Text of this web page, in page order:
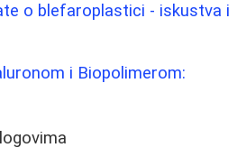
o blefaroplastici - iskustva i
i Biopolimerom: